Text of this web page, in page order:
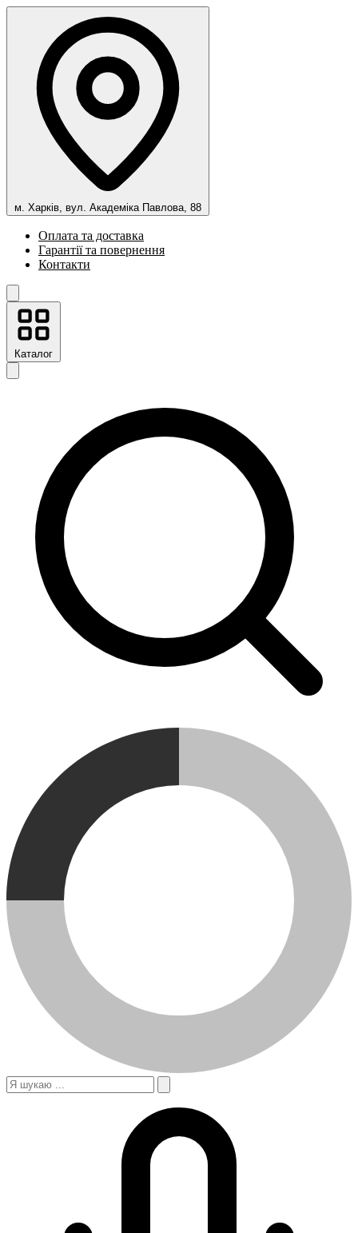
м. Харків, вул. Академіка Павлова, 88
Оплата та доставка
Гарантії та повернення
Контакти
Каталог